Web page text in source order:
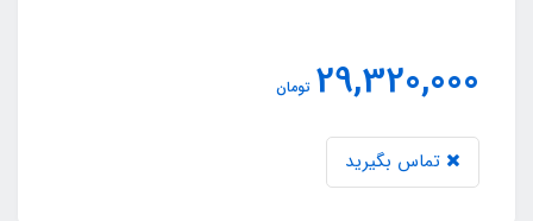
29,320,000 تومان
تماس بگیرید